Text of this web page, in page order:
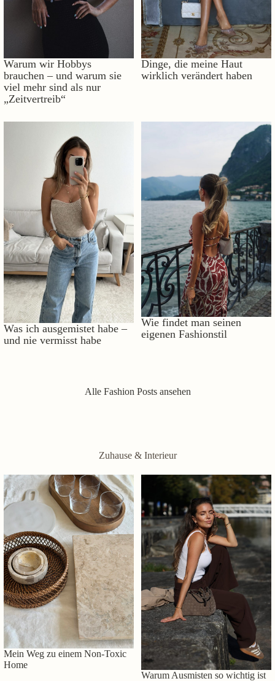
Warum wir Hobbys
brauchen – und warum sie
viel mehr sind als nur
„Zeitvertreib“
Dinge, die meine Haut
wirklich verändert haben
Was ich ausgemistet habe –
und nie vermisst habe
Wie findet man seinen
eigenen Fashionstil
Alle Fashion Posts ansehen
Zuhause & Interieur
Mein Weg zu einem Non-Toxic
Home
Warum Ausmisten so wichtig ist